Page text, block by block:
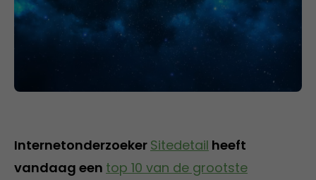
Internetonderzoeker Sitedetail heeft
vandaag een top 10 van de grootste